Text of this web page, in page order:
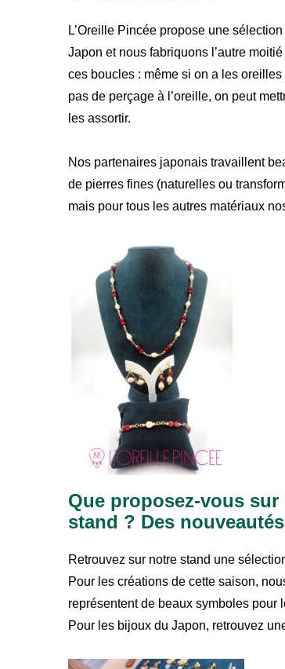
L’Oreille Pincée propose une
Japon et nous fabriquons l’autre
ces boucles : même si on a les
pas de perçage à l’oreille, on peut
les assortir.
Nos partenaires japonais travaillent
de pierres fines (naturelles ou
mais pour tous les autres matériaux
Que proposez-vous
stand ? Des
Retrouvez sur notre stand une
Pour les créations de cette saison,
représentent de beaux symboles pour
Pour les bijoux du Japon, retrouvez